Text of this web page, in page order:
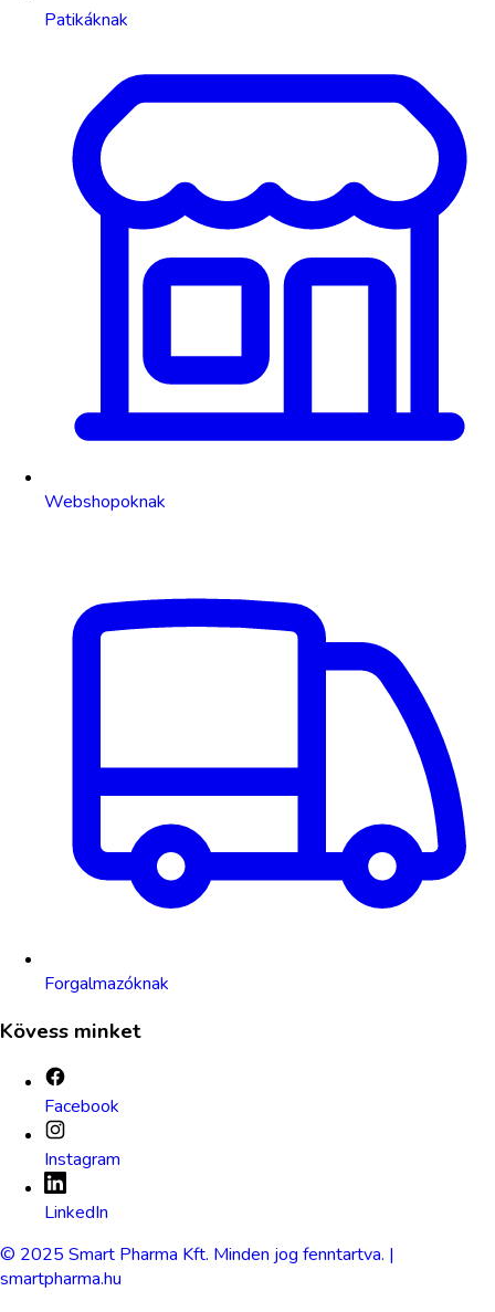
Patikáknak
Webshopoknak
Forgalmazóknak
Kövess minket
Facebook
Instagram
LinkedIn
© 2025 Smart Pharma Kft. Minden jog fenntartva. |
smartpharma.hu